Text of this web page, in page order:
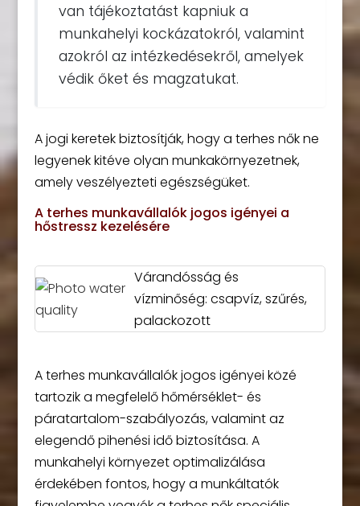
van tájékoztatást kapniuk a
munkahelyi kockázatokról, valamint
azokról az intézkedésekről, amelyek
védik őket és magzatukat.
A jogi keretek biztosítják, hogy a terhes nők ne
legyenek kitéve olyan munkakörnyezetnek,
amely veszélyezteti egészségüket.
A terhes munkavállalók jogos igényei a
hőstressz kezelésére
Várandósság és
vízminőség: csapvíz, szűrés,
palackozott
A terhes munkavállalók jogos igényei közé
tartozik a megfelelő hőmérséklet- és
páratartalom-szabályozás, valamint az
elegendő pihenési idő biztosítása. A
munkahelyi környezet optimalizálása
érdekében fontos, hogy a munkáltatók